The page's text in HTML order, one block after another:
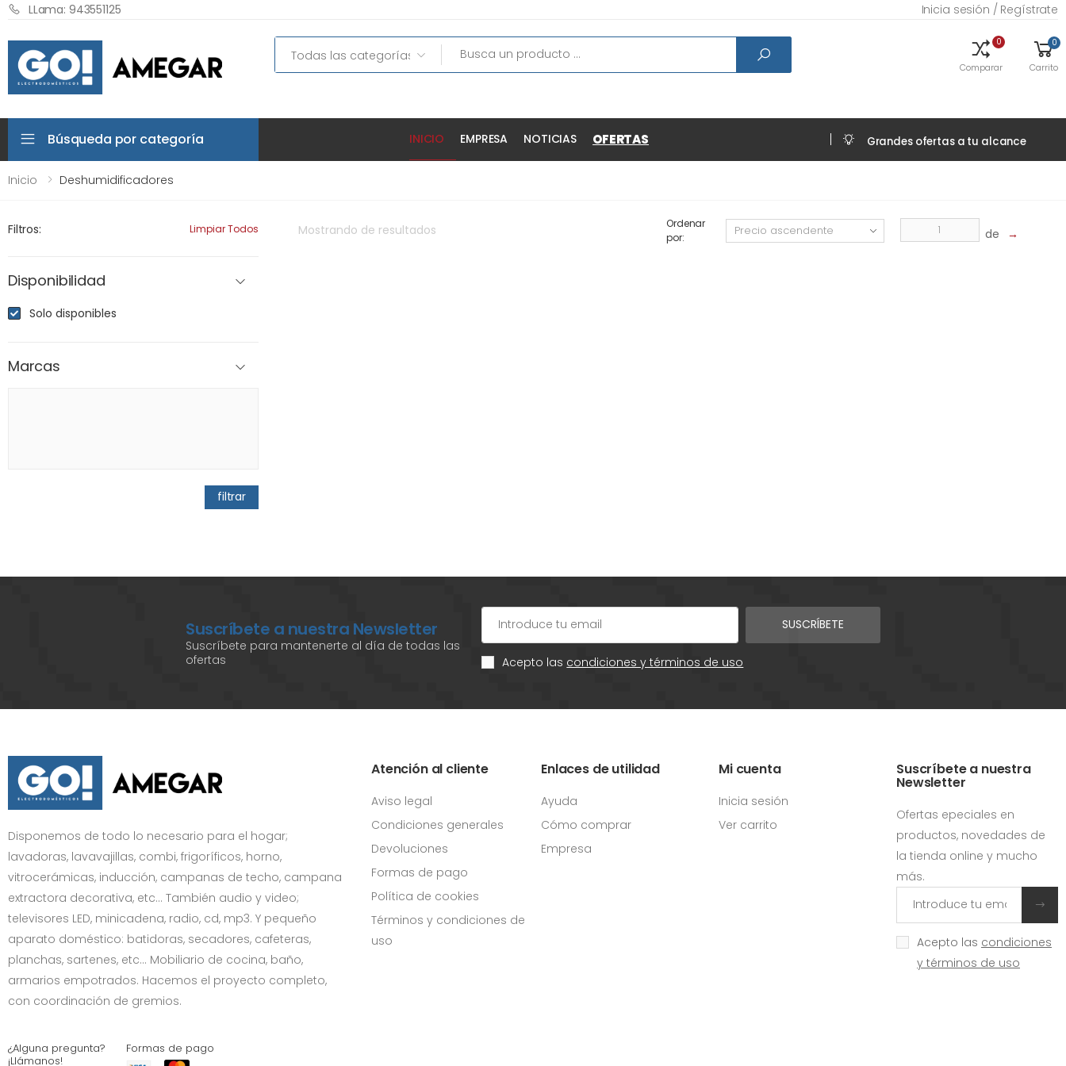
LLama: 943551125 Inicia sesión / Regístrate
Search 0
Comparar
0
Carrito
Búsqueda por categoría INICIO EMPRESA NOTICIAS OFERTAS Grandes ofertas a tu alcance
Inicio Deshumidificadores
Mostrando de resultados
Ordenar
por:
de →
Filtros: Limpiar Todos
Disponibilidad
Solo disponibles
Marcas
filtrar
Suscríbete a nuestra Newsletter
Suscríbete para mantenerte al día de todas las
ofertas
SUSCRÍBETE
Acepto las condiciones y términos de uso
Disponemos de todo lo necesario para el hogar;
lavadoras, lavavajillas, combi, frigoríficos, horno,
vitrocerámicas, inducción, campanas de techo, campana
extractora decorativa, etc… También audio y video;
televisores LED, minicadena, radio, cd, mp3. Y pequeño
aparato doméstico: batidoras, secadores, cafeteras,
planchas, sartenes, etc... Mobiliario de cocina, baño,
armarios empotrados. Hacemos el proyecto completo,
con coordinación de gremios.
¿Alguna pregunta?
¡Llámanos!
Formas de pago
Atención al cliente
Aviso legal
Condiciones generales
Devoluciones
Formas de pago
Política de cookies
Términos y condiciones de
uso
Enlaces de utilidad
Ayuda
Cómo comprar
Empresa
Mi cuenta
Inicia sesión
Ver carrito
Suscríbete a nuestra
Newsletter
Ofertas epeciales en
productos, novedades de
la tienda online y mucho
más.
Acepto las condiciones
y términos de uso